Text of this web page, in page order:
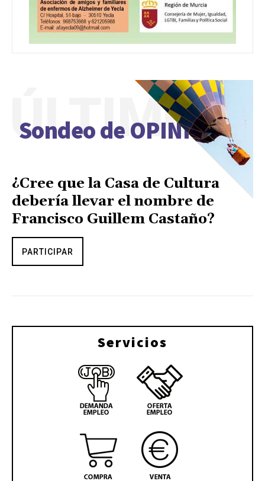
Sondeo de OPINIÓN
ÚLTIMO
¿Cree que la Casa de Cultura
debería llevar el nombre de
Francisco Guillem Castaño?
PARTICIPAR
Servicios